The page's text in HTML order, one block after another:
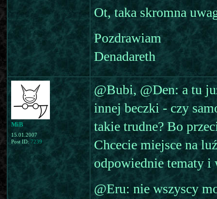
Ot, taka skromna
Pozdrawiam
Denadareth
MiB
15.01.2007
Post ID: 7239
@Bubi, @Den: a tu
innej beczki - czy
takie trudne? Bo
Chcecie miejsce na
odpowiednie tematy i
@Eru: nie wszyscy